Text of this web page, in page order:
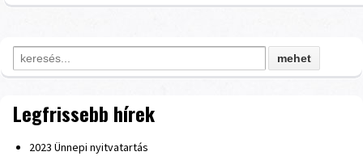
Search for:
Legfrissebb hírek
2023 Ünnepi nyitvatartás